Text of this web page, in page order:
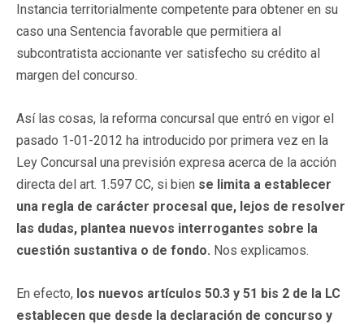
Instancia territorialmente competente para obtener en su
caso una Sentencia favorable que permitiera al
subcontratista accionante ver satisfecho su crédito al
margen del concurso.
Así las cosas, la reforma concursal que entró en vigor el
pasado 1-01-2012 ha introducido por primera vez en la
Ley Concursal una previsión expresa acerca de la acción
directa del art. 1.597 CC, si bien se limita a establecer
una regla de carácter procesal que, lejos de resolver
las dudas, plantea nuevos interrogantes sobre la
cuestión sustantiva o de fondo. Nos explicamos.
En efecto, los nuevos artículos 50.3 y 51 bis 2 de la LC
establecen que desde la declaración de concurso y